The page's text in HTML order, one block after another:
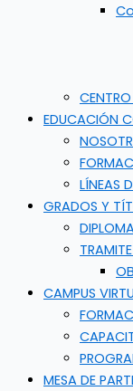
EDUCACIÓN
LÍNEAS
GRADOS Y
CAMPUS
MESA DE